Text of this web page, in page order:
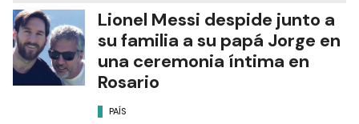
Lionel Messi despide junto a
su familia a su papá Jorge en
una ceremonia íntima en
Rosario
PAÍS